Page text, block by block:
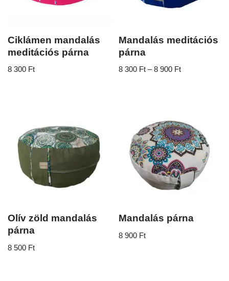
Ciklámen mandalás
meditációs párna
8 300 Ft
Mandalás meditációs
párna
8 300 Ft – 8 900 Ft
Olív zöld mandalás
párna
8 500 Ft
Mandalás párna
8 900 Ft